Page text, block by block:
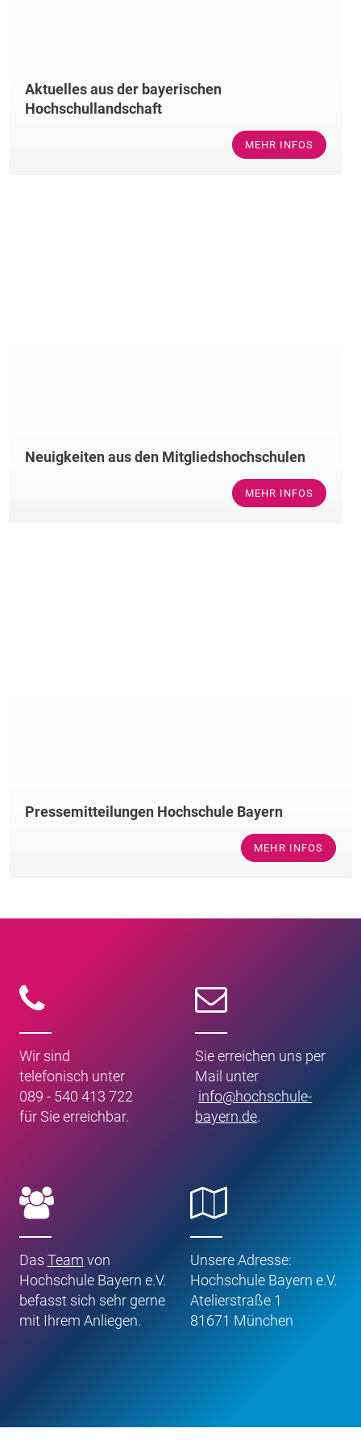
Aktuelles aus der bayerischen
Hochschullandschaft
MEHR INFOS
Neuigkeiten aus den Mitgliedshochschulen
MEHR INFOS
Pressemitteilungen Hochschule Bayern
MEHR INFOS
Wir sind
telefonisch unter
089 - 540 413 722
für Sie erreichbar.
Sie erreichen uns per
Mail unter
info@hochschule-
bayern.de.
Das Team von
Hochschule Bayern e.V.
befasst sich sehr gerne
mit Ihrem Anliegen.
Unsere Adresse:
Hochschule Bayern e.V.
Atelierstraße 1
81671 München